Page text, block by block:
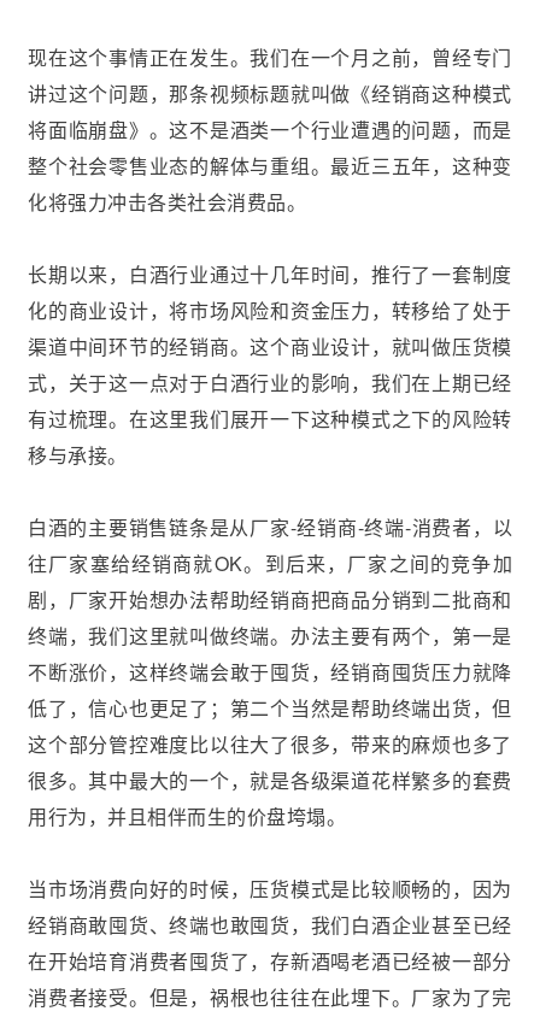
现在这个事情正在发生。我们在一个月之前，曾经专门
讲过这个问题，那条视频标题就叫做《经销商这种模式
将面临崩盘》。这不是酒类一个行业遭遇的问题，而是
整个社会零售业态的解体与重组。最近三五年，这种变
化将强力冲击各类社会消费品。
长期以来，白酒行业通过十几年时间，推行了一套制度
化的商业设计，将市场风险和资金压力，转移给了处于
渠道中间环节的经销商。这个商业设计，就叫做压货模
式，关于这一点对于白酒行业的影响，我们在上期已经
有过梳理。在这里我们展开一下这种模式之下的风险转
移与承接。
白酒的主要销售链条是从厂家-经销商-终端-消费者，以
往厂家塞给经销商就OK。到后来，厂家之间的竞争加
剧，厂家开始想办法帮助经销商把商品分销到二批商和
终端，我们这里就叫做终端。办法主要有两个，第一是
不断涨价，这样终端会敢于囤货，经销商囤货压力就降
低了，信心也更足了；第二个当然是帮助终端出货，但
这个部分管控难度比以往大了很多，带来的麻烦也多了
很多。其中最大的一个，就是各级渠道花样繁多的套费
用行为，并且相伴而生的价盘垮塌。
当市场消费向好的时候，压货模式是比较顺畅的，因为
经销商敢囤货、终端也敢囤货，我们白酒企业甚至已经
在开始培育消费者囤货了，存新酒喝老酒已经被一部分
消费者接受。但是，祸根也往往在此埋下。厂家为了完